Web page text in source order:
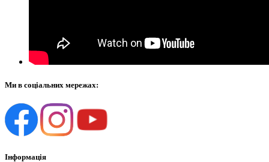
Ми в соціальних мережах:
Інформація